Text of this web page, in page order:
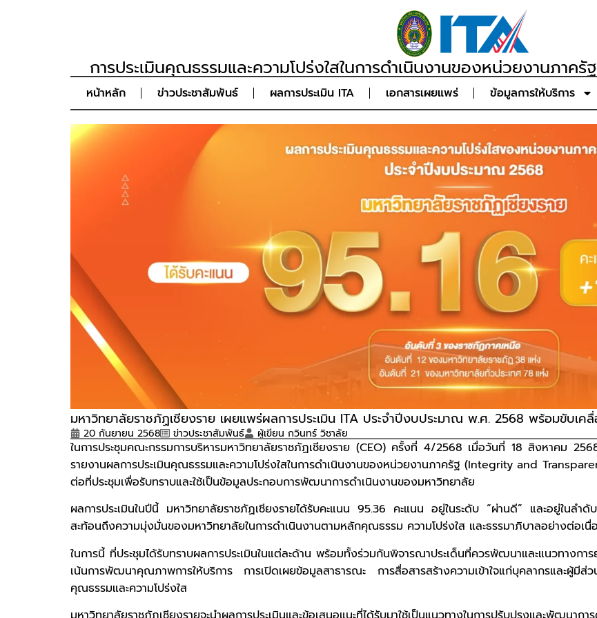
การประเมินคุณธรรมและความโปร่งใสในการดำเนินงานของหน่วยงานภาค
หน้าหลัก ข่าวประชาสัมพันธ์ ผลการประเมิน ITA เอกสารเผยแพร่ ข้อมูลการให้บริการ
มหาวิทยาลัยราชภัฏเชียงราย เผยแพร่ผลการประเมิน ITA ประจำปีงบประมาณ พ.ศ. 2568 พร้อมขับเ
20 กันยายน 2568 ข่าวประชาสัมพันธ์ ผู้เขียน กวินทร์ วิชาลัย
ในการประชุมคณะกรรมการบริหารมหาวิทยาลัยราชภัฏเชียงราย (CEO) ครั้งที่ 4/2568 เมื่อวันที่ 18 สิงหาคม
รายงานผลการประเมินคุณธรรมและความโปร่งใสในการดำเนินงานของหน่วยงานภาครัฐ (Integrity and
ต่อที่ประชุมเพื่อรับทราบและใช้เป็นข้อมูลประกอบการพัฒนาการดำเนินงานของมหาวิทยาลัย
ผลการประเมินในปีนี้ มหาวิทยาลัยราชภัฏเชียงรายได้รับคะแนน 95.36 คะแนน อยู่ในระดับ “ผ่านดี” และอยู่ในล
สะท้อนถึงความมุ่งมั่นของมหาวิทยาลัยในการดำเนินงานตามหลักคุณธรรม ความโปร่งใส และธรรมาภิบาลอย่างต่อเนื่
ในการนี้ ที่ประชุมได้รับทราบผลการประเมินในแต่ละด้าน พร้อมทั้งร่วมกันพิจารณาประเด็นที่ควรพัฒนาและแนวทางก
เน้นการพัฒนาคุณภาพการให้บริการ การเปิดเผยข้อมูลสาธารณะ การสื่อสารสร้างความเข้าใจแก่บุคลากรและผู้
คุณธรรมและความโปร่งใส